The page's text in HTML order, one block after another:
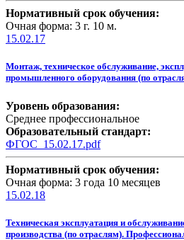
Нормативный срок обучения:
Очная форма: 3 г. 10 м.
15.02.17
Монтаж, техническое обслуживание,
промышленного оборудования (по
Уровень образования:
Среднее профессиональное
Образовательный стандарт:
ФГОС_15.02.17.pdf
Нормативный срок обучения:
Очная форма: 3 года 10 месяцев
15.02.18
Техническая эксплуатация и
производства (по отраслям).